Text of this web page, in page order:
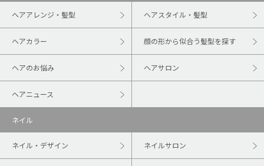
ヘアアレンジ・髪型 ヘアスタイル・髪型
ヘアカラー 顔の形から似合う髪型を探す
ヘアのお悩み ヘアサロン
ヘアニュース
ネイル
ネイル・デザイン ネイルサロン